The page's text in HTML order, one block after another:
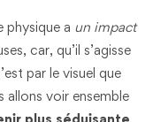
physique a un impact
car, qu’il s’agisse
par le visuel que
voir ensemble